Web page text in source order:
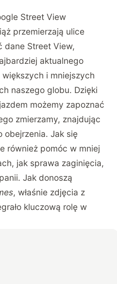
Street View
przemierzają ulice
dane Street View,
aktualnego
i mniejszych
naszego globu. Dzięki
możemy zapoznać
zmierzamy, znajdując
obejrzenia. Jak się
również pomóc w mniej
jak sprawa zaginięcia,
Jak donoszą
, właśnie zdjęcia z
kluczową rolę w